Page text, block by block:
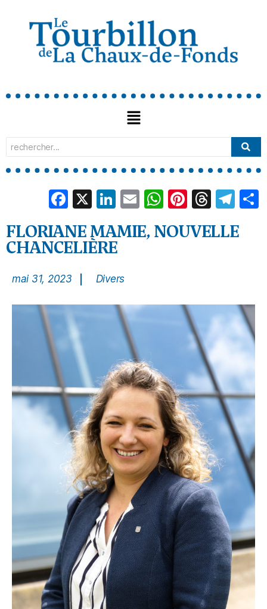
Facebook
X LinkedIn
EmailWhatsApp
Pinterest
FLORIANE MAMIE, NOUVELLE
CHANCELIÈRE
mai 31, 2023 Divers